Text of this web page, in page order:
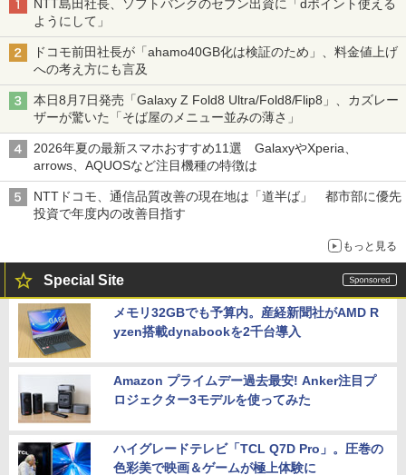
NTT島田社長、ソフトバンクのセブン出資に「dポイント使える
ようにして」
ドコモ前田社長が「ahamo40GB化は検証のため」、料金値上げ
への考え方にも言及
本日8月7日発売「Galaxy Z Fold8 Ultra/Fold8/Flip8」、カズレー
ザーが驚いた「そば屋のメニュー並みの薄さ」
2026年夏の最新スマホおすすめ11選 GalaxyやXperia、
arrows、AQUOSなど注目機種の特徴は
NTTドコモ、通信品質改善の現在地は「道半ば」 都市部に優先
投資で年度内の改善目指す
もっと見る
Special Site
メモリ32GBでも予算内。産経新聞社がAMD R
yzen搭載dynabookを2千台導入
Amazon プライムデー過去最安! Anker注目プ
ロジェクター3モデルを使ってみた
ハイグレードテレビ「TCL Q7D Pro」。圧巻の
色彩美で映画＆ゲームが極上体験に